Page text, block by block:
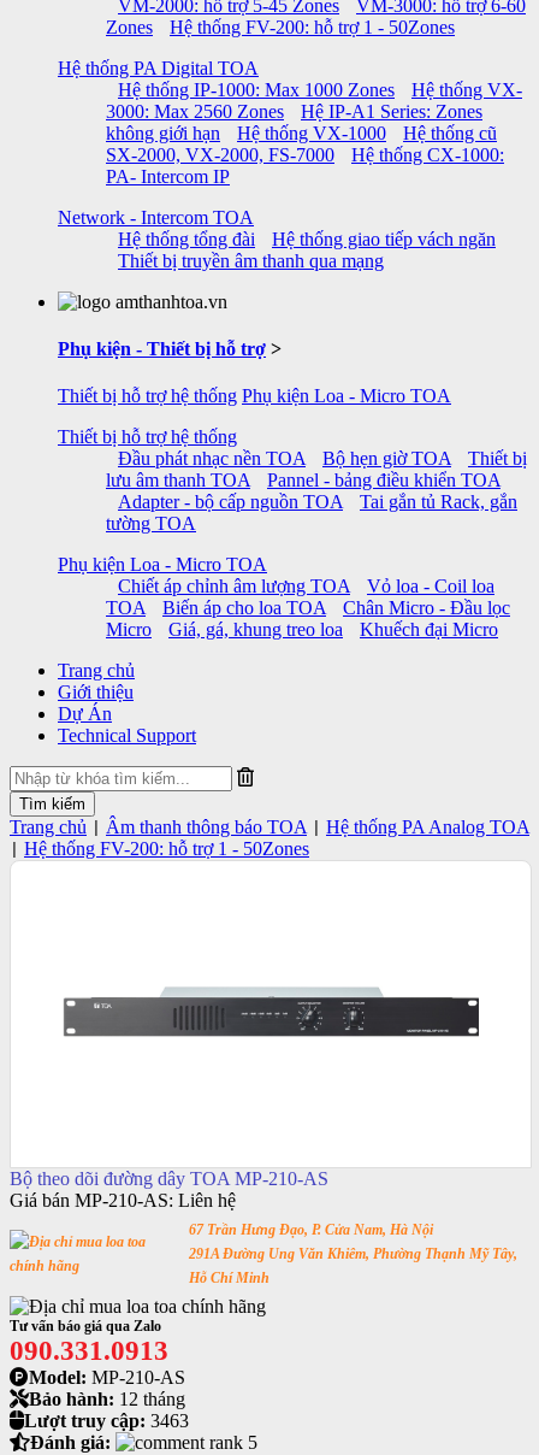
VM-2000: hỗ trợ 5-45 Zones
VM-3000: hỗ trợ 6-60
Zones
Hệ thống FV-200: hỗ trợ 1 - 50Zones
Hệ thống PA Digital TOA
Hệ thống IP-1000: Max 1000 Zones
Hệ thống VX-
3000: Max 2560 Zones
Hệ IP-A1 Series: Zones
không giới hạn
Hệ thống VX-1000
Hệ thống cũ
SX-2000, VX-2000, FS-7000
Hệ thống CX-1000:
PA- Intercom IP
Network - Intercom TOA
Hệ thống tổng đài
Hệ thống giao tiếp vách ngăn
Thiết bị truyền âm thanh qua mạng
Phụ kiện - Thiết bị hỗ trợ >
Thiết bị hỗ trợ hệ thống Phụ kiện Loa - Micro TOA
Thiết bị hỗ trợ hệ thống
Đầu phát nhạc nền TOA
Bộ hẹn giờ TOA
Thiết bị
lưu âm thanh TOA
Pannel - bảng điều khiển TOA
Adapter - bộ cấp nguồn TOA
Tai gắn tủ Rack, gắn
tường TOA
Phụ kiện Loa - Micro TOA
Chiết áp chỉnh âm lượng TOA
Vỏ loa - Coil loa
TOA
Biến áp cho loa TOA
Chân Micro - Đầu lọc
Micro
Giá, gá, khung treo loa
Khuếch đại Micro
Trang chủ
Giới thiệu
Dự Án
Technical Support
Trang chủ Âm thanh thông báo TOA Hệ thống PA Analog TOA
Hệ thống FV-200: hỗ trợ 1 - 50Zones
Bộ theo dõi đường dây TOA MP-210-AS
Giá bán MP-210-AS: Liên hệ
67 Trần Hưng Đạo, P. Cửa Nam, Hà Nội
291A Đường Ung Văn Khiêm, Phường Thạnh Mỹ Tây,
Hỗ Chí Minh
Tư vấn báo giá qua Zalo
090.331.0913
Model: MP-210-AS
Bảo hành: 12 tháng
Lượt truy cập: 3463
Đánh giá: